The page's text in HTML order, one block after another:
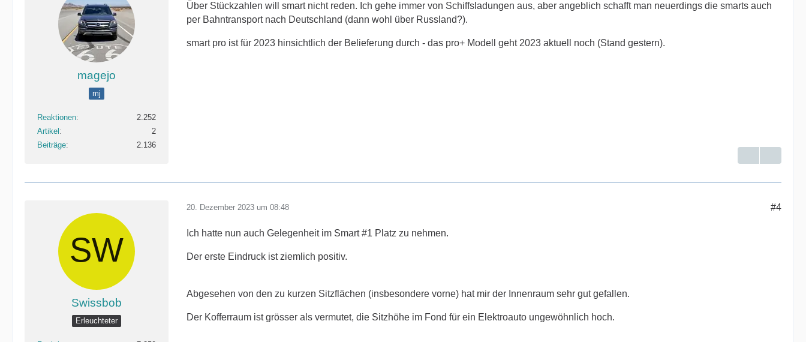
magejo
mj
Reaktionen
2.252
Artikel
2
Beiträge
2.136
Über Stückzahlen will smart nicht reden. Ich gehe immer von Schiffsladungen aus, aber angeblich schafft man neuerdings die smarts auch
per Bahntransport nach Deutschland (dann wohl über Russland?).
smart pro ist für 2023 hinsichtlich der Belieferung durch - das pro+ Modell geht 2023 aktuell noch (Stand gestern).
Swissbob
Erleuchteter
20. Dezember 2023 um 08:48 #4
Ich hatte nun auch Gelegenheit im Smart #1 Platz zu nehmen.
Der erste Eindruck ist ziemlich positiv.
Abgesehen von den zu kurzen Sitzflächen (insbesondere vorne) hat mir der Innenraum sehr gut gefallen.
Der Kofferraum ist grösser als vermutet, die Sitzhöhe im Fond für ein Elektroauto ungewöhnlich hoch.